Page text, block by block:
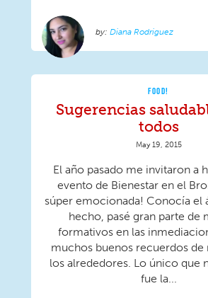
Diana Rodriguez
FOOD!
Sugerencias
todos
May 19, 2015
El año pasado me invitaron a
evento de Bienestar en el
súper emocionada! Conocía el
hecho, pasé gran parte de
formativos en las
muchos buenos recuerdos de
los alrededores. Lo único que
fue la...